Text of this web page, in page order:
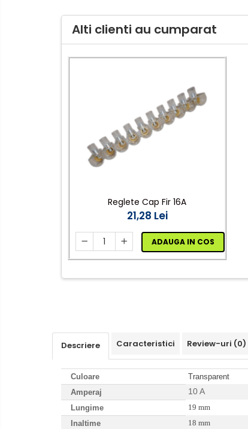
Spoturi led pe sina
Aparataj şi accesorii
Cablu electric, canal cablu
Cap prelungitor
electrice/Morsete/reglete
Dulii/Dulie adaptor
Multimetru Digital
Prelungitoare/Derulatoare
Starter/Droser
Triplu Stecher
Alti clienti au cumparat
Reglete Cap Fir 16A
21,28 Lei
ADAUGA IN COS
Descriere Caracteristici Review-uri (0)
Culoare
Transparent
Amperaj
10 A
Lungime
19 mm
Inaltime
18 mm